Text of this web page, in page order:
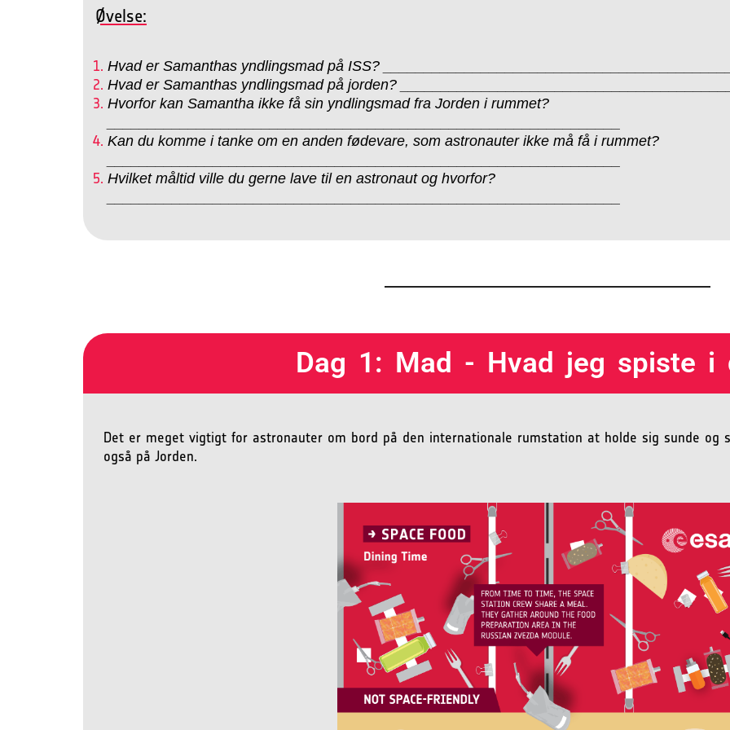
Øvelse:
Hvad er Samanthas yndlingsmad på ISS?
Hvad er Samanthas yndlingsmad på jorden?
Hvorfor kan Samantha ikke få sin yndlingsmad fra Jorden i rummet?
Kan du komme i tanke om en anden fødevare, som astronauter ikke må få i rummet?
Hvilket måltid ville du gerne lave til en astronaut og hvorfor?
Dag 1: Mad - Hvad jeg spiste i
Det er meget vigtigt for astronauter om bord på den internationale rumstation at holde sig sunde og
også på Jorden.